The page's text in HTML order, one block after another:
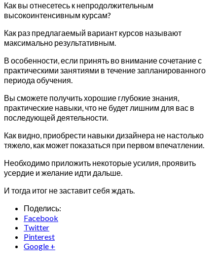
Как вы отнесетесь к непродолжительным
высокоинтенсивным курсам?
Как раз предлагаемый вариант курсов называют
максимально результативным.
В особенности, если принять во внимание сочетание с
практическими занятиями в течение запланированного
периода обучения.
Вы сможете получить хорошие глубокие знания,
практические навыки, что не будет лишним для вас в
последующей деятельности.
Как видно, приобрести навыки дизайнера не настолько
тяжело, как может показаться при первом впечатлении.
Необходимо приложить некоторые усилия, проявить
усердие и желание идти дальше.
И тогда итог не заставит себя ждать.
Поделись:
Facebook
Twitter
Pinterest
Google +